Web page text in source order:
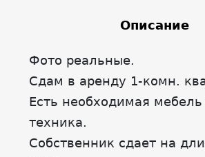
Описание
Фото реальные.
Сдам в аренду 1-комн.
Есть необходимая
техника.
Собственник сдает на